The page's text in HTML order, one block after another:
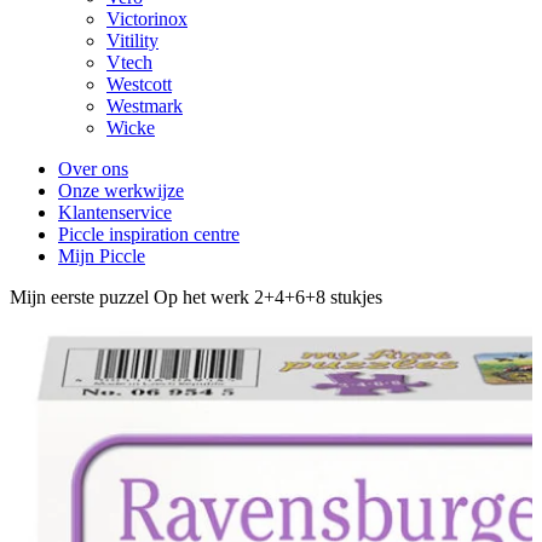
Victorinox
Vitility
Vtech
Westcott
Westmark
Wicke
Over ons
Onze werkwijze
Klantenservice
Piccle inspiration centre
Mijn Piccle
Mijn eerste puzzel Op het werk 2+4+6+8 stukjes